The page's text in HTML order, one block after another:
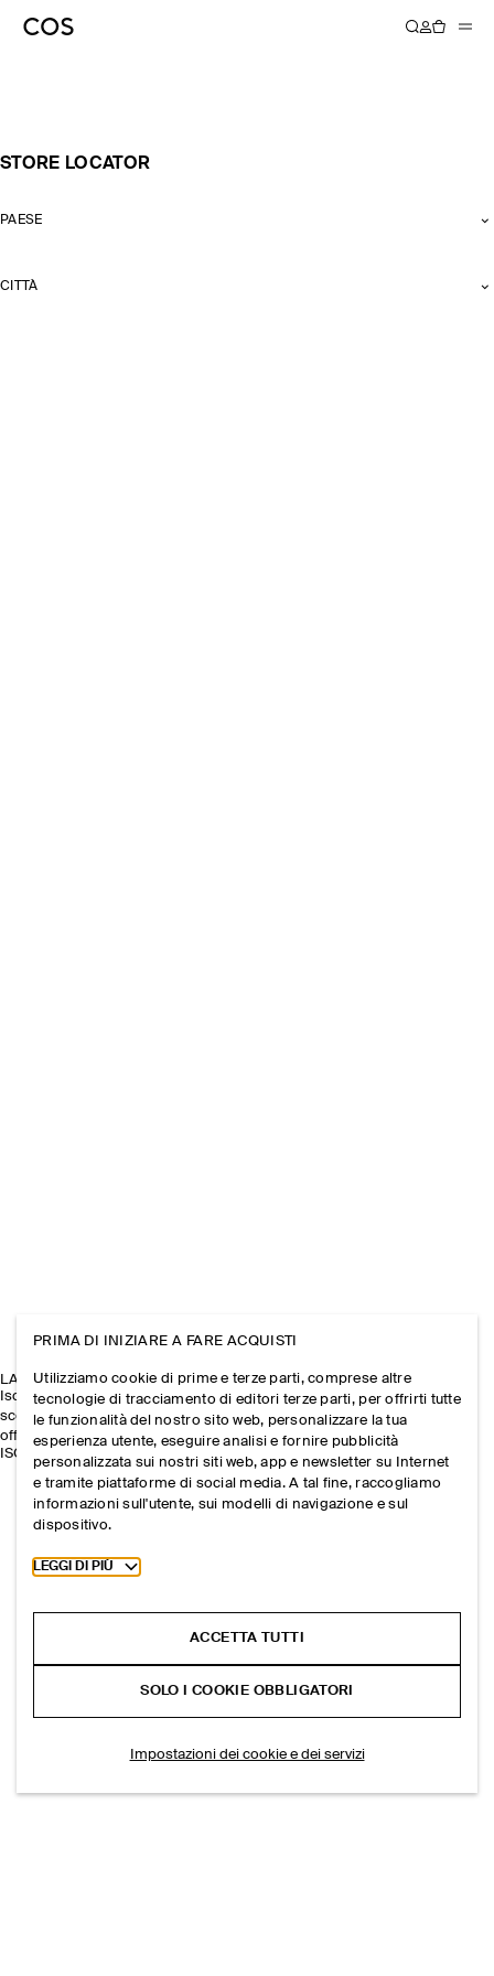
STORE LOCATOR
PAESE
CITTÀ
LA NEWSLETTER COS
Iscriviti per ricevere il 10% di sconto sul tuo primo ordine e
scoprire in anteprima le nuove collezioni, gli eventi e le
offerte esclusive.
ISCRIVITI
PRIMA DI INIZIARE A FARE ACQUISTI
Utilizziamo cookie di prime e terze parti, comprese altre
tecnologie di tracciamento di editori terze parti, per offrirti tutte
le funzionalità del nostro sito web, personalizzare la tua
esperienza utente, eseguire analisi e fornire pubblicità
personalizzata sui nostri siti web, app e newsletter su Internet
e tramite piattaforme di social media. A tal fine, raccogliamo
informazioni sull'utente, sui modelli di navigazione e sul
dispositivo.
Toggle more cookie information
LEGGI DI PIÙ
ACCETTA TUTTI
SOLO I COOKIE OBBLIGATORI
Impostazioni dei cookie e dei servizi